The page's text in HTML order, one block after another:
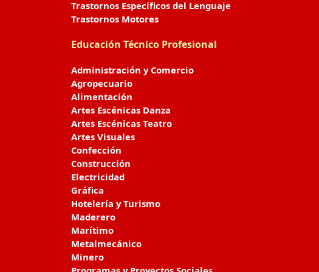
Trastornos Específicos del Lenguaje
Trastornos Motores
Educación Técnico Profesional
Administración y Comercio
Agropecuario
Alimentación
Artes Escénicas Danza
Artes Escénicas Teatro
Artes Visuales
Confección
Construcción
Electricidad
Gráfica
Hotelería y Turismo
Maderero
Marítimo
Metalmecánico
Minero